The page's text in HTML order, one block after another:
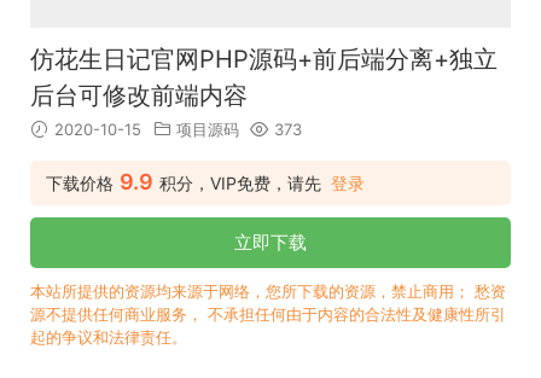
仿花生日记官网PHP源码+前后端分离+独立
后台可修改前端内容
2020-10-15 项目源码 373
下载价格 9.9 积分，VIP免费，请先 登录
立即下载
本站所提供的资源均来源于网络，您所下载的资源，禁止商用； 愁资
源不提供任何商业服务， 不承担任何由于内容的合法性及健康性所引
起的争议和法律责任。